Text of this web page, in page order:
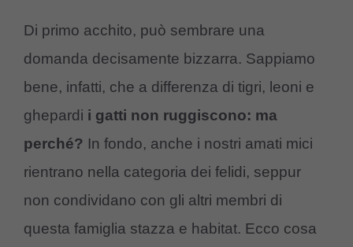
Di primo acchito, può sembrare una
domanda decisamente bizzarra. Sappiamo
bene, infatti, che a differenza di tigri, leoni e
ghepardi i gatti non ruggiscono: ma
perché? In fondo, anche i nostri amati mici
rientrano nella categoria dei felidi, seppur
non condividano con gli altri membri di
questa famiglia stazza e habitat. Ecco cosa